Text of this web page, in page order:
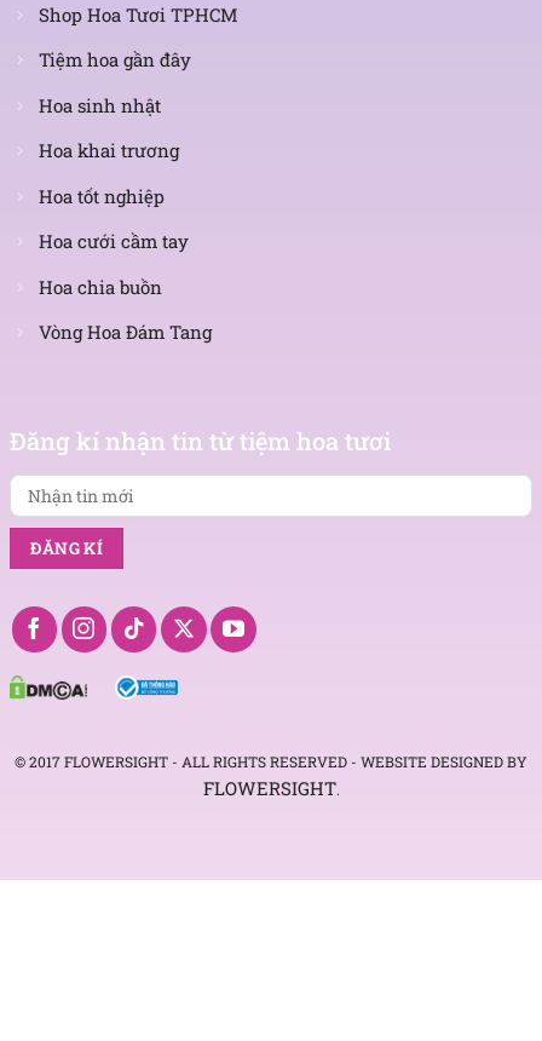
Shop Hoa Tươi TPHCM
Tiệm hoa gần đây
Hoa sinh nhật
Hoa khai trương
Hoa tốt nghiệp
Hoa cưới cầm tay
Hoa chia buồn
Vòng Hoa Đám Tang
Đăng kí nhận tin từ tiệm hoa tươi
tin
mới
© 2017 FLOWERSIGHT - ALL RIGHTS RESERVED - WEBSITE DESIGNED BY
FLOWERSIGHT.